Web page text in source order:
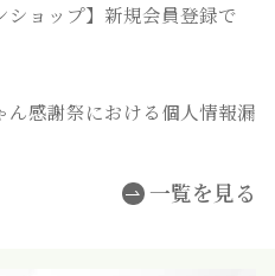
ショップ】新規会員登録で
ん感謝祭における個人情報漏
一覧を見る